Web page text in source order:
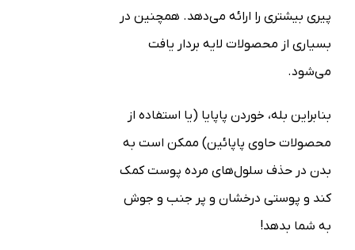
پیری بیشتری را ارائه می‌دهد. همچنین در
بسیاری از محصولات لایه بردار یافت
می‌شود.
بنابراین بله، خوردن پاپایا (یا استفاده از
محصولات حاوی پاپائین) ممکن است به
بدن در حذف سلول‌های مرده پوست کمک
کند و پوستی درخشان و پر جنب و جوش
به شما بدهد!